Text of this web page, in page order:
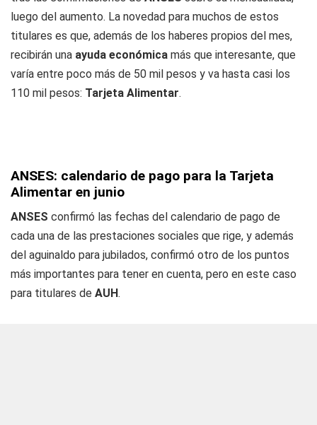
luego del aumento. La novedad para muchos de estos
titulares es que, además de los haberes propios del mes,
recibirán una ayuda económica más que interesante, que
varía entre poco más de 50 mil pesos y va hasta casi los
110 mil pesos: Tarjeta Alimentar.
ANSES: calendario de pago para la Tarjeta
Alimentar en junio
ANSES confirmó las fechas del calendario de pago de
cada una de las prestaciones sociales que rige, y además
del aguinaldo para jubilados, confirmó otro de los puntos
más importantes para tener en cuenta, pero en este caso
para titulares de AUH.